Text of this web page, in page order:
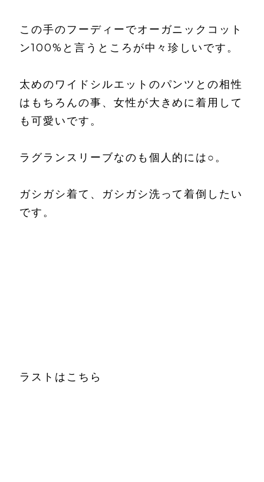
この手のフーディーでオーガニックコット
ン100%と言うところが中々珍しいです。
太めのワイドシルエットのパンツとの相性
はもちろんの事、女性が大きめに着用して
も可愛いです。
ラグランスリーブなのも個人的には○。
ガシガシ着て、ガシガシ洗って着倒したい
です。
ラストはこちら